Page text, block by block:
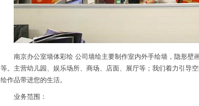
南京办公室墙体彩绘 公司墙绘主要制作室内外手绘墙，隐形壁
等。主营幼儿园、娱乐场所、商场、店面、展厅等；我们着力引导
绘作品带进您的生活。
业务范围：